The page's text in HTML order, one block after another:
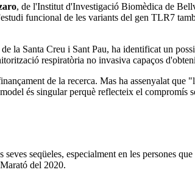
, de l'Institut d'Investigació Biomèdica de
funcional de les variants del gen TLR7
la Santa Creu i Sant Pau, ha identificat un
respiratòria no invasiva capaços
de la recerca. Mas ha assenyalat
és singular perquè reflecteix el
seqüeles, especialment en les persones
del 2020.